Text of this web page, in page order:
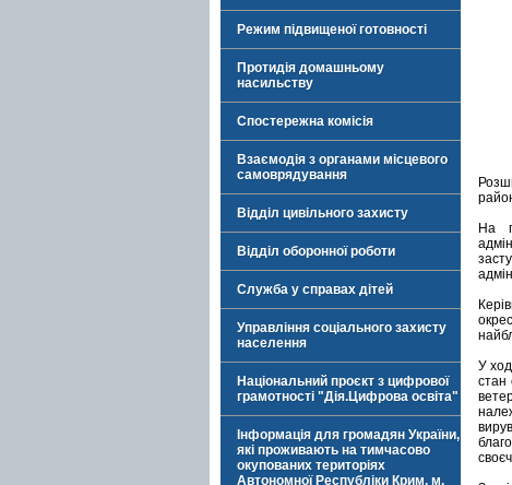
Режим підвищеної готовності
Протидія домашньому
насильству
Спостережна комісія
Взаємодія з органами місцевого
самоврядування
Відділ цивільного захисту
Відділ оборонної роботи
Служба у справах дітей
Управління соціального захисту
населення
Національний проєкт з цифрової
грамотності "Дія.Цифрова освіта"
Інформація для громадян України,
які проживають на тимчасово
окупованих територіях
Автономної Республіки Крим, м.
На
У
стан